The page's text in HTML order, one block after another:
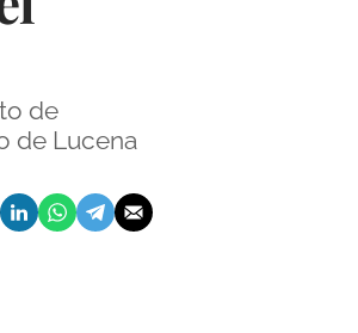
de
de Lucena